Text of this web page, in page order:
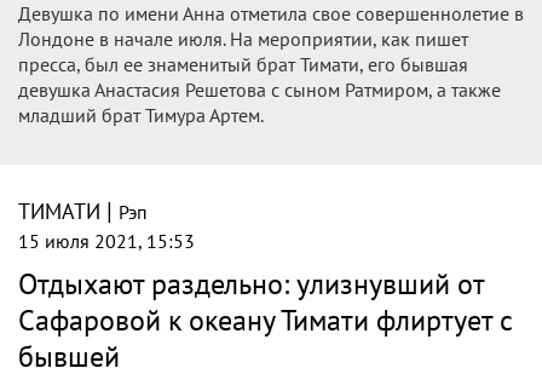
Девушка по имени Анна отметила свое совершеннолетие в
Лондоне в начале июля. На мероприятии, как пишет
пресса, был ее знаменитый брат Тимати, его бывшая
девушка Анастасия Решетова с сыном Ратмиром, а также
младший брат Тимура Артем.
ТИМАТИ | Рэп
15 июля 2021, 15:53
Отдыхают раздельно: улизнувший от
Сафаровой к океану Тимати флиртует с
бывшей